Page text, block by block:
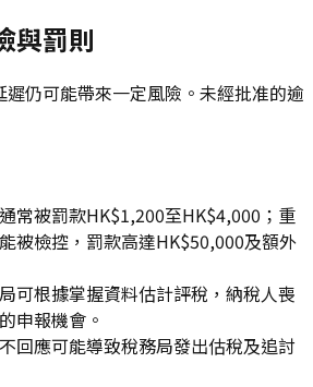
與罰則
仍可能帶來一定風險。未經批准的逾
常被罰款HK$1,200至HK$4,000；重
被檢控，罰款高達HK$50,000及額外
可根據掌握資料估計評稅，納稅人喪
申報機會。
回應可能導致稅務局發出估稅及追討